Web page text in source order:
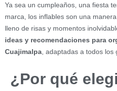
Ya sea un cumpleaños, una fiesta
marca, los inflables son una
lleno de risas y momentos
ideas y recomendaciones para
Cuajimalpa , adaptadas a todos
¿Por qué